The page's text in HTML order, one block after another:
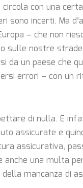
con una
sono incerti. Ma
– che non
sulle nostre
da un paese che
errori – con un
di nulla. E
assicurate e
assicurativa,
una multa
mancanza di